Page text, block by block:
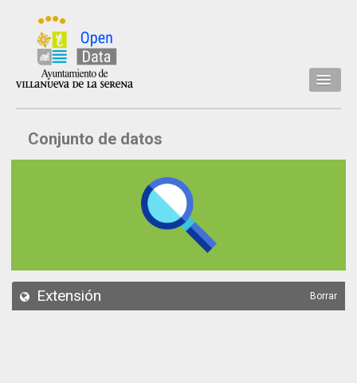
Inicio
Datos
API
Conjunto de datos
Extensión Borrar